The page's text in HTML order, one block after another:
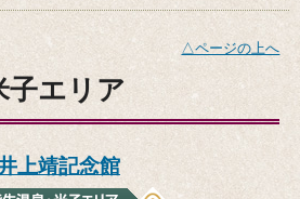
△ページの上へ
子エリア
上靖記念館